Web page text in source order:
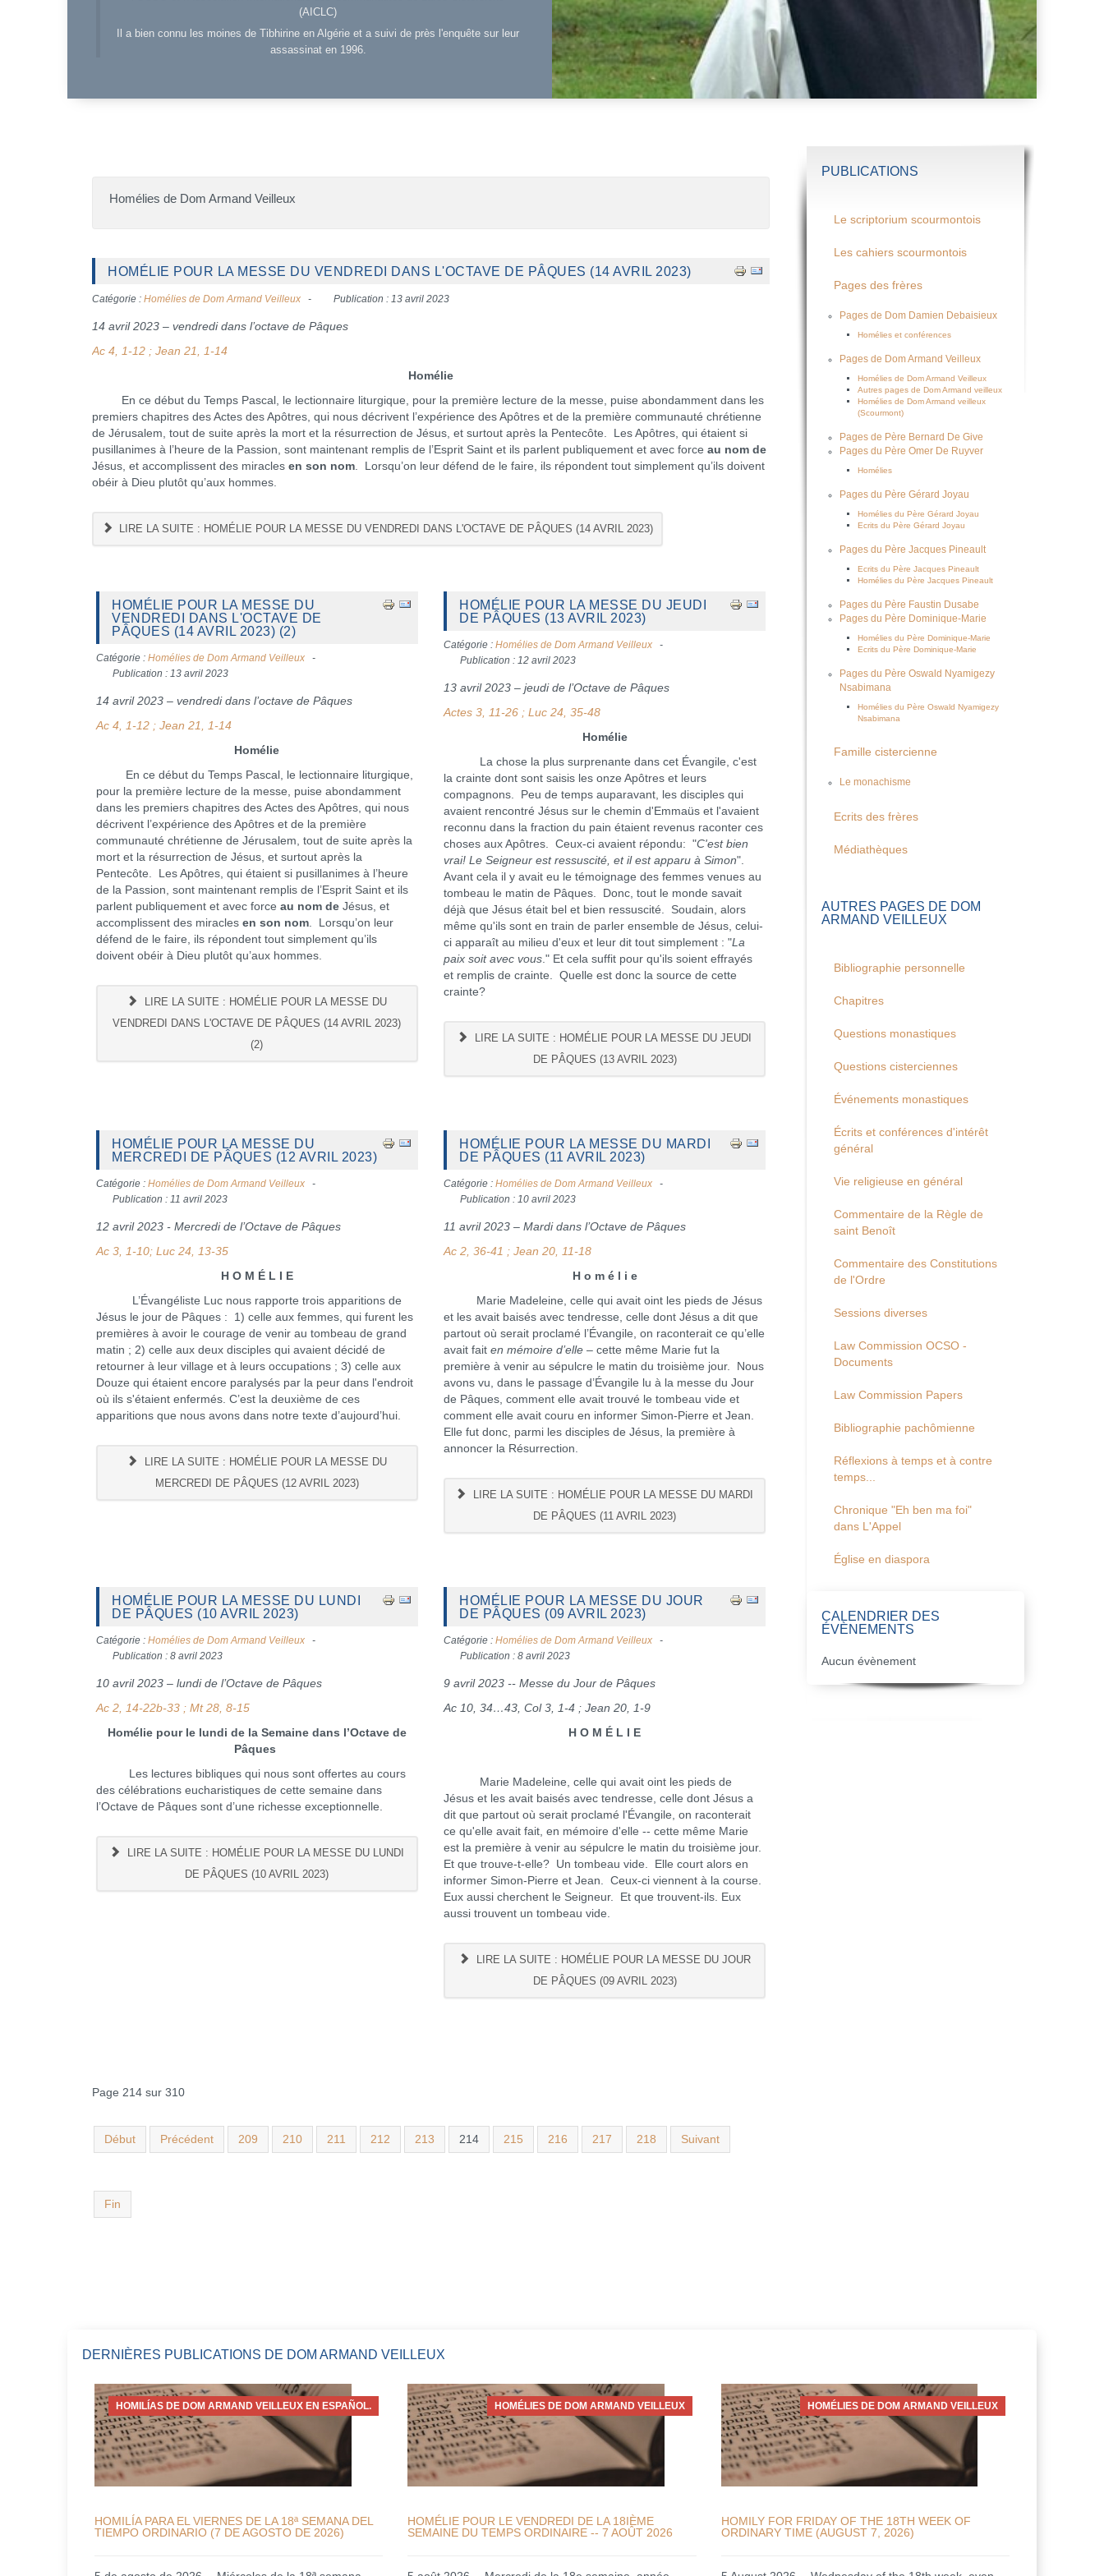
(AICLC)
Il a bien connu les moines de Tibhirine en Algérie et a suivi de près l'enquête sur leur
assassinat en 1996.
Homélies de Dom Armand Veilleux
HOMÉLIE POUR LA MESSE DU VENDREDI DANS L'OCTAVE DE PÂQUES (14 AVRIL 2023)
Catégorie : Homélies de Dom Armand Veilleux Publication : 13 avril 2023
14 avril 2023 – vendredi dans l’octave de Pâques
Ac 4, 1-12 ; Jean 21, 1-14
Homélie
En ce début du Temps Pascal, le lectionnaire liturgique, pour la première lecture de la messe, puise abondamment dans les
premiers chapitres des Actes des Apôtres, qui nous décrivent l’expérience des Apôtres et de la première communauté chrétienne
de Jérusalem, tout de suite après la mort et la résurrection de Jésus, et surtout après la Pentecôte. Les Apôtres, qui étaient si
pusillanimes à l’heure de la Passion, sont maintenant remplis de l’Esprit Saint et ils parlent publiquement et avec force au nom de
Jésus, et accomplissent des miracles en son nom. Lorsqu’on leur défend de le faire, ils répondent tout simplement qu’ils doivent
obéir à Dieu plutôt qu’aux hommes.
LIRE LA SUITE : HOMÉLIE POUR LA MESSE DU VENDREDI DANS L'OCTAVE DE PÂQUES (14 AVRIL 2023)
HOMÉLIE POUR LA MESSE DU
VENDREDI DANS L'OCTAVE DE
PÂQUES (14 AVRIL 2023) (2)
Catégorie : Homélies de Dom Armand Veilleux
Publication : 13 avril 2023
14 avril 2023 – vendredi dans l’octave de Pâques
Ac 4, 1-12 ; Jean 21, 1-14
Homélie
En ce début du Temps Pascal, le lectionnaire liturgique,
pour la première lecture de la messe, puise abondamment
dans les premiers chapitres des Actes des Apôtres, qui nous
décrivent l’expérience des Apôtres et de la première
communauté chrétienne de Jérusalem, tout de suite après la
mort et la résurrection de Jésus, et surtout après la
Pentecôte. Les Apôtres, qui étaient si pusillanimes à l’heure
de la Passion, sont maintenant remplis de l’Esprit Saint et ils
parlent publiquement et avec force au nom de Jésus, et
accomplissent des miracles en son nom. Lorsqu’on leur
défend de le faire, ils répondent tout simplement qu’ils
doivent obéir à Dieu plutôt qu’aux hommes.
LIRE LA SUITE : HOMÉLIE POUR LA MESSE DU
VENDREDI DANS L'OCTAVE DE PÂQUES (14 AVRIL 2023)
(2)
HOMÉLIE POUR LA MESSE DU JEUDI
DE PÂQUES (13 AVRIL 2023)
Catégorie :Homélies de Dom Armand Veilleux
Publication : 12 avril 2023
13 avril 2023 – jeudi de l’Octave de Pâques
Actes 3, 11-26 ; Luc 24, 35-48
Homélie
La chose la plus surprenante dans cet Évangile, c'est
la crainte dont sont saisis les onze Apôtres et leurs
compagnons. Peu de temps auparavant, les disciples qui
avaient rencontré Jésus sur le chemin d'Emmaüs et l'avaient
reconnu dans la fraction du pain étaient revenus raconter ces
choses aux Apôtres. Ceux-ci avaient répondu: "C'est bien
vrai! Le Seigneur est ressuscité, et il est apparu à Simon".
Avant cela il y avait eu le témoignage des femmes venues au
tombeau le matin de Pâques. Donc, tout le monde savait
déjà que Jésus était bel et bien ressuscité. Soudain, alors
même qu'ils sont en train de parler ensemble de Jésus, celui-
ci apparaît au milieu d'eux et leur dit tout simplement : "La
paix soit avec vous." Et cela suffit pour qu'ils soient effrayés
et remplis de crainte. Quelle est donc la source de cette
crainte?
LIRE LA SUITE : HOMÉLIE POUR LA MESSE DU JEUDI
DE PÂQUES (13 AVRIL 2023)
HOMÉLIE POUR LA MESSE DU
MERCREDI DE PÂQUES (12 AVRIL 2023)
Catégorie : Homélies de Dom Armand Veilleux
Publication : 11 avril 2023
12 avril 2023 - Mercredi de l’Octave de Pâques
Ac 3, 1-10; Luc 24, 13-35
H O M É L I E
L’Évangéliste Luc nous rapporte trois apparitions de
Jésus le jour de Pâques : 1) celle aux femmes, qui furent les
premières à avoir le courage de venir au tombeau de grand
matin ; 2) celle aux deux disciples qui avaient décidé de
retourner à leur village et à leurs occupations ; 3) celle aux
Douze qui étaient encore paralysés par la peur dans l'endroit
où ils s'étaient enfermés. C’est la deuxième de ces
apparitions que nous avons dans notre texte d’aujourd’hui.
LIRE LA SUITE : HOMÉLIE POUR LA MESSE DU
MERCREDI DE PÂQUES (12 AVRIL 2023)
HOMÉLIE POUR LA MESSE DU MARDI
DE PÂQUES (11 AVRIL 2023)
Catégorie :Homélies de Dom Armand Veilleux
Publication : 10 avril 2023
11 avril 2023 – Mardi dans l’Octave de Pâques
Ac 2, 36-41 ; Jean 20, 11-18
H o m é l i e
Marie Madeleine, celle qui avait oint les pieds de Jésus
et les avait baisés avec tendresse, celle dont Jésus a dit que
partout où serait proclamé l’Évangile, on raconterait ce qu’elle
avait faiten mémoire d’elle – cette même Marie fut la
première à venir au sépulcre le matin du troisième jour. Nous
avons vu, dans le passage d’Évangile lu à la messe du Jour
de Pâques, comment elle avait trouvé le tombeau vide et
comment elle avait couru en informer Simon-Pierre et Jean.
Elle fut donc, parmi les disciples de Jésus, la première à
annoncer la Résurrection.
LIRE LA SUITE : HOMÉLIE POUR LA MESSE DU MARDI
DE PÂQUES (11 AVRIL 2023)
HOMÉLIE POUR LA MESSE DU LUNDI
DE PÂQUES (10 AVRIL 2023)
Catégorie : Homélies de Dom Armand Veilleux
Publication : 8 avril 2023
10 avril 2023 – lundi de l’Octave de Pâques
Ac 2, 14-22b-33 ; Mt 28, 8-15
Homélie pour le lundi de la Semaine dans l’Octave de
Pâques
Les lectures bibliques qui nous sont offertes au cours
des célébrations eucharistiques de cette semaine dans
l’Octave de Pâques sont d’une richesse exceptionnelle.
LIRE LA SUITE : HOMÉLIE POUR LA MESSE DU LUNDI
DE PÂQUES (10 AVRIL 2023)
HOMÉLIE POUR LA MESSE DU JOUR
DE PÂQUES (09 AVRIL 2023)
Catégorie :Homélies de Dom Armand Veilleux
Publication : 8 avril 2023
9 avril 2023 -- Messe du Jour de Pâques
Ac 10, 34…43, Col 3, 1-4 ; Jean 20, 1-9
H O M É L I E
Marie Madeleine, celle qui avait oint les pieds de
Jésus et les avait baisés avec tendresse, celle dont Jésus a
dit que partout où serait proclamé l'Évangile, on raconterait
ce qu'elle avait fait, en mémoire d'elle -- cette même Marie
est la première à venir au sépulcre le matin du troisième jour.
Et que trouve-t-elle? Un tombeau vide. Elle court alors en
informer Simon-Pierre et Jean. Ceux-ci viennent à la course.
Eux aussi cherchent le Seigneur. Et que trouvent-ils. Eux
aussi trouvent un tombeau vide.
LIRE LA SUITE : HOMÉLIE POUR LA MESSE DU JOUR
DE PÂQUES (09 AVRIL 2023)
Page 214 sur 310
Début Précédent 209 210 211 212 213 214 215 216 217 218 Suivant
Fin
PUBLICATIONS
Le scriptorium scourmontois
Les cahiers scourmontois
Pages des frères
Pages de Dom Damien Debaisieux
Homélies et conférences
Pages de Dom Armand Veilleux
Homélies de Dom Armand Veilleux
Autres pages de Dom Armand veilleux
Homélies de Dom Armand veilleux
(Scourmont)
Pages de Père Bernard De Give
Pages du Père Omer De Ruyver
Homélies
Pages du Père Gérard Joyau
Homélies du Père Gérard Joyau
Ecrits du Père Gérard Joyau
Pages du Père Jacques Pineault
Ecrits du Père Jacques Pineault
Homélies du Père Jacques Pineault
Pages du Père Faustin Dusabe
Pages du Père Dominique-Marie
Homélies du Père Dominique-Marie
Ecrits du Père Dominique-Marie
Pages du Père Oswald Nyamigezy
Nsabimana
Homélies du Père Oswald Nyamigezy
Nsabimana
Famille cistercienne
Le monachisme
Ecrits des frères
Médiathèques
AUTRES PAGES DE DOM
ARMAND VEILLEUX
Bibliographie personnelle
Chapitres
Questions monastiques
Questions cisterciennes
Événements monastiques
Écrits et conférences d'intérêt
général
Vie religieuse en général
Commentaire de la Règle de
saint Benoît
Commentaire des Constitutions
de l'Ordre
Sessions diverses
Law Commission OCSO -
Documents
Law Commission Papers
Bibliographie pachômienne
Réflexions à temps et à contre
temps...
Chronique "Eh ben ma foi"
dans L'Appel
Église en diaspora
CALENDRIER DES
ÉVÈNEMENTS
Aucun évènement
DERNIÈRES PUBLICATIONS DE DOM ARMAND VEILLEUX
HOMILÍAS DE DOM ARMAND VEILLEUX EN ESPAÑOL.
HOMILÍA PARA EL VIERNES DE LA 18ª SEMANA DEL
TIEMPO ORDINARIO (7 DE AGOSTO DE 2026)
HOMÉLIES DE DOM ARMAND VEILLEUX
HOMÉLIE POUR LE VENDREDI DE LA 18IÈME
SEMAINE DU TEMPS ORDINAIRE -- 7 AOÛT 2026
HOMÉLIES DE DOM ARMAND VEILLEUX
HOMILY FOR FRIDAY OF THE 18TH WEEK OF
ORDINARY TIME (AUGUST 7, 2026)